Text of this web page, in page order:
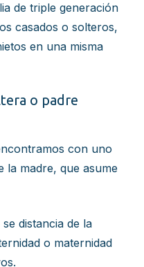
de triple generación
casados o solteros,
en una misma
o padre
con uno
la madre, que asume
distancia de la
o maternidad